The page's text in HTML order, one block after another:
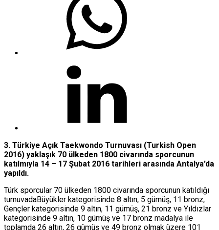
3. Türkiye Açık Taekwondo Turnuvası (Turkish Open
2016) yaklaşık 70 ülkeden 1800 civarında sporcunun
katılmıyla 14 – 17 Şubat 2016 tarihleri arasında Antalya’da
yapıldı.
Türk sporcular 70 ülkeden 1800 civarında sporcunun katıldığı
turnuvadaBüyükler kategorisinde 8 altın, 5 gümüş, 11 bronz,
Gençler kategorisinde 9 altın, 11 gümüş, 21 bronz ve Yıldızlar
kategorisinde 9 altın, 10 gümüş ve 17 bronz madalya ile
toplamda 26 altın, 26 gümüş ve 49 bronz olmak üzere 101